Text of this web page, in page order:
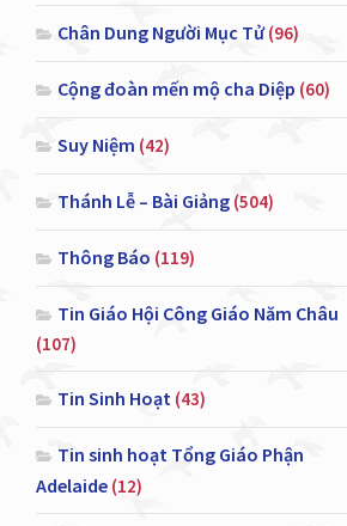
Chân Dung Người Mục Tử(96)
Cộng đoàn mến mộ cha Diệp (60)
Suy Niệm (42)
Thánh Lễ – Bài Giảng (504)
Thông Báo (119)
Tin Giáo Hội Công Giáo Năm Châu
(107)
Tin Sinh Hoạt (43)
Tin sinh hoạt Tổng Giáo Phận
Adelaide (12)